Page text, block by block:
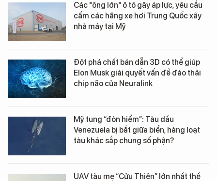
Các "ông lớn" ô tô gây áp lực, yêu cầu
cấm các hãng xe hơi Trung Quốc xây
nhà máy tại Mỹ
Đột phá chất bán dẫn 3D có thể giúp
Elon Musk giải quyết vấn đề đào thải
chip não của Neuralink
Mỹ tung “đòn hiểm”: Tàu dầu
Venezuela bị bắt giữa biển, hàng loạt
tàu khác sắp chung số phận?
UAV tàu mẹ “Cửu Thiên” lớn nhất thế